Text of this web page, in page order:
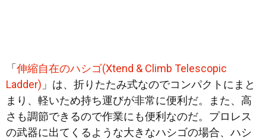
「伸縮自在のハシゴ(Xtend & Climb Telescopic
Ladder) 」は、折りたたみ式なのでコンパクトにまと
まり、軽いため持ち運びが非常に便利だ。また、高
さも調節できるので作業にも便利なのだ。プロレス
の武器に出てくるような大きなハシゴの場合、ハシ